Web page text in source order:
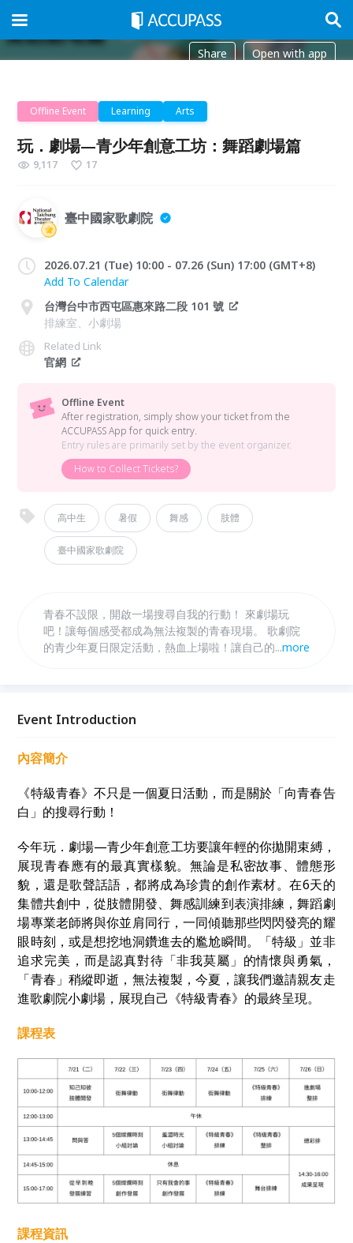
Share Open with app
Offline Event Learning Arts
玩．劇場—青少年創意工坊：舞蹈劇場篇
9,117 17
臺中國家歌劇院
2026.07.21 (Tue) 10:00 - 07.26 (Sun) 17:00 (GMT+8)
Add To Calendar
台灣台中市西屯區惠來路二段 101 號
排練室、小劇場
Related Link
官網
Offline Event
After registration, simply show your ticket from the
ACCUPASS App for quick entry.
Entry rules are primarily set by the event organizer.
How to Collect Tickets?
高中生 暑假 舞感 肢體
臺中國家歌劇院
青春不設限，開啟一場搜尋自我的行動！ 來劇場玩
吧！讓每個感受都成為無法複製的青春現場。 歌劇院
的青少年夏日限定活動，熱血上場啦！讓自己的青春身
的青春時刻。
...more
Event Introduction
內容簡介
《特級青春》不只是一個夏日活動，而是關於「向青春告
白」的搜尋行動！
今年玩．劇場—青少年創意工坊要讓年輕的你拋開束縛，
展現青春應有的最真實樣貌。無論是私密故事、體態形
貌，還是歌聲話語，都將成為珍貴的創作素材。在6天的
集體共創中，從肢體開發、舞感訓練到表演排練，舞蹈劇
場專業老師將與你並肩同行，一同傾聽那些閃閃發亮的耀
眼時刻，或是想挖地洞鑽進去的尷尬瞬間。「特級」並非
追求完美，而是認真對待「非我莫屬」的情懷與勇氣，
「青春」稍縱即逝，無法複製，今夏，讓我們邀請親友走
進歌劇院小劇場，展現自己《特級青春》的最終呈現。
課程表
課程資訊